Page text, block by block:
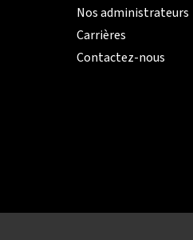
Nos administrateurs
Carrières
Contactez-nous